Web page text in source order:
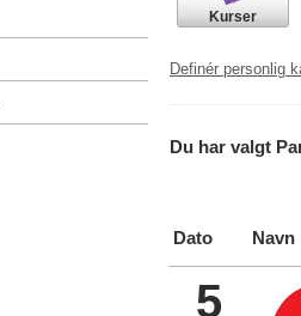
Kurser
Definér personlig
Du har valgt
Dato Navn
5